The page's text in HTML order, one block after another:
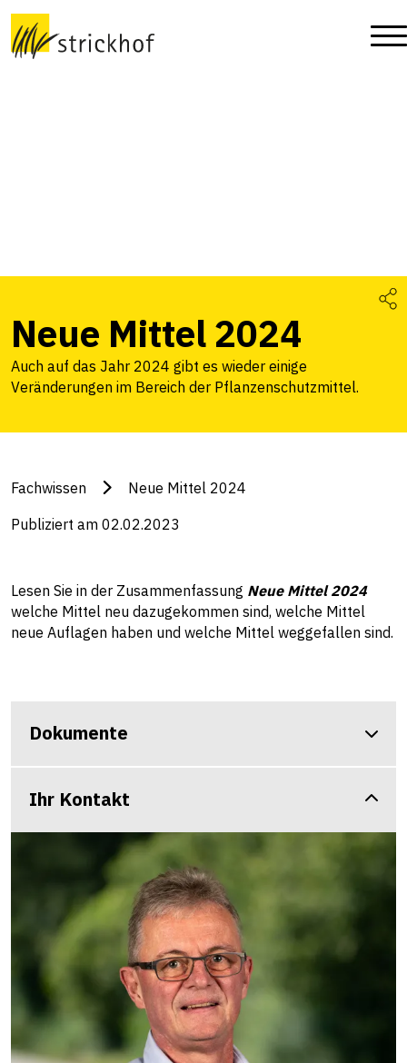
Neue Mittel 2024
Auch auf das Jahr 2024 gibt es wieder einige
Veränderungen im Bereich der Pflanzenschutzmittel.
Fachwissen Neue Mittel 2024
Publiziert am 02.02.2023
Lesen Sie in der Zusammenfassung Neue Mittel 2024
welche Mittel neu dazugekommen sind, welche Mittel
neue Auflagen haben und welche Mittel weggefallen sind.
Dokumente
Ihr Kontakt